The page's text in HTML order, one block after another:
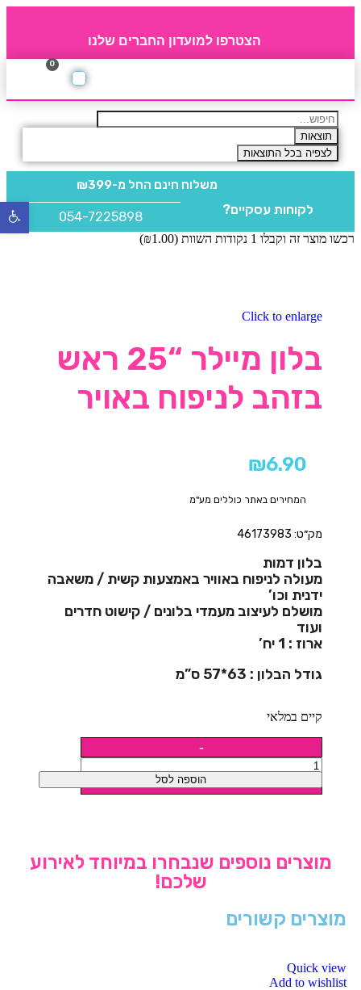
הצטרפו למועדון החברים שלנו
0
תוצאות
לצפיה בכל התוצאות
משלוח חינם החל מ-₪399
לקוחות עסקיים? 054-7225898
רכשו מוצר זה וקבלו 1 נקודות השוות ( ₪1.00
)
Click to enlarge
בלון מיילר “25 ראש
בזהב לניפוח באויר
₪6.90
המחירים באתר כוללים מע"מ
מק״ט: 46173983
בלון דמות
מעולה לניפוח באוויר באמצעות קשית / משאבה
ידנית וכו’
מושלם לעיצוב מעמדי בלונים / קישוט חדרים
ועוד
ארוז : 1 יח’
גודל הבלון : 63*57 ס”מ
קיים במלאי
הוספה לסל
מוצרים נוספים שנבחרו במיוחד לאירוע
שלכם!
מוצרים קשורים
Quick view
Add to wishlist
פתח